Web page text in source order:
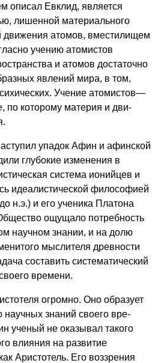
описал Евклид, является
лишенной материального
движения атомов, вместилищем
учению атомистов
и атомов достаточно
явлений мира, в том,
Учение атомистов—
по которому материя и дви­
упадок Афин и афин­ской
глубо­кие изменения в
система ионийцев и
идеалистической философией
н.э.) и его ученика Платона
ощущало потребность
научном знании, и на долю
мыслителя древности
составить систематический
времени.
огромно. Оно образует
научных знаний своего вре­
ученый не оказы­вал такого
вли­яния на развитие
Аристотель. Его воззрения